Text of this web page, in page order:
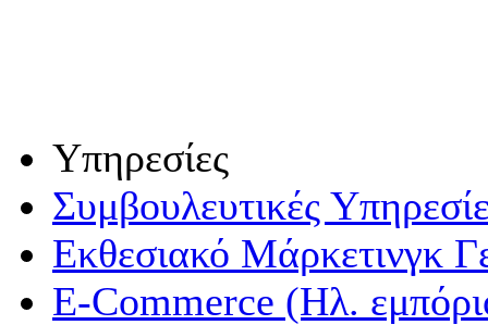
Υπηρεσίες
Συμβουλευτικές
Εκθεσιακό Μάρκετινγκ
E-Commerce (Ηλ.